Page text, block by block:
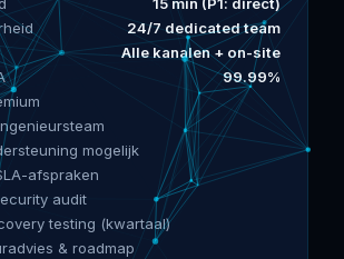
24/7 dedicated team
Alle kanalen + on-site
99.99%
mogelijk
afspraken
audit
testing (kwartaal)
& roadmap